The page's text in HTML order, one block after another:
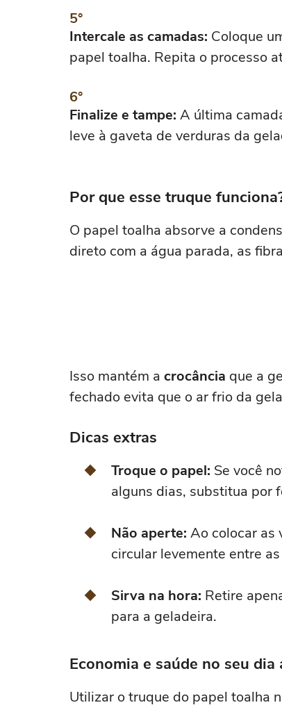
Intercale as camadas: Coloque
papel toalha. Repita o processo
Finalize e tampe: A última
leve à gaveta de verduras da
Por que esse truque
O papel toalha absorve a
direto com a água parada, as
Isso mantém a crocância que a
fechado evita que o ar frio da
Dicas extras
Troque o papel: Se você
alguns dias, substitua por
Não aperte: Ao colocar as
circular levemente entre
Sirva na hora: Retire
para a geladeira.
Economia e saúde no seu dia
Utilizar o truque do papel toalha